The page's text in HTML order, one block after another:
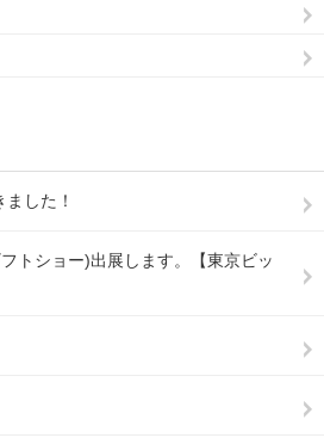
した！
トショー)出展します。【東京ビッ